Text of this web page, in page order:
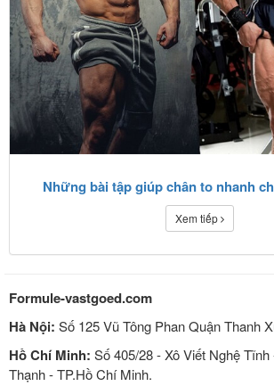
Những bài tập giúp chân to nhanh
Xem tiếp
Formule-vastgoed.com
Hà Nội: Số 125 Vũ Tông Phan Quận Thanh
Hồ Chí Minh: Số 405/28 - Xô Viết Nghệ
Thạnh - TP.Hồ Chí Minh.